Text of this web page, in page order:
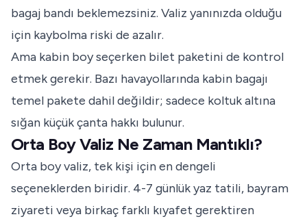
bagaj bandı beklemezsiniz. Valiz yanınızda olduğu
için kaybolma riski de azalır.
Ama kabin boy seçerken bilet paketini de kontrol
etmek gerekir. Bazı havayollarında kabin bagajı
temel pakete dahil değildir; sadece koltuk altına
sığan küçük çanta hakkı bulunur.
Orta Boy Valiz Ne Zaman Mantıklı?
Orta boy valiz, tek kişi için en dengeli
seçeneklerden biridir. 4-7 günlük yaz tatili, bayram
ziyareti veya birkaç farklı kıyafet gerektiren